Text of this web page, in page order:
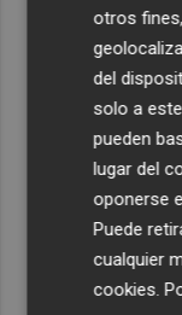
otros
del
solo a
pueden
lugar del
oponerse
Puede
cualquier
cookies .